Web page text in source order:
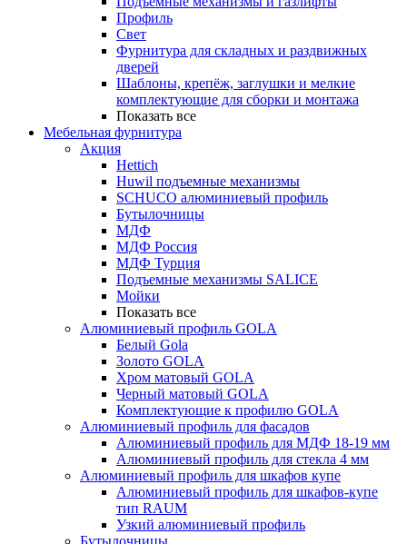
Профиль
Свет
Фурнитура для складных и раздвижных
дверей
Шаблоны, крепёж, заглушки и мелкие
комплектующие для сборки и монтажа
Показать все
Мебельная фурнитура
Акция
Hettich
Huwil подъемные механизмы
SCHUCO алюминиевый профиль
Бутылочницы
МДФ
МДФ Россия
МДФ Турция
Подъемные механизмы SALICE
Мойки
Показать все
Алюминиевый профиль GOLA
Белый Gola
Золото GOLA
Хром матовый GOLA
Черный матовый GOLA
Комплектующие к профилю GOLA
Алюминиевый профиль для фасадов
Алюминиевый профиль для МДФ 18-19 мм
Алюминиевый профиль для стекла 4 мм
Алюминиевый профиль для шкафов купе
Алюминиевый профиль для шкафов-купе
тип RAUM
Узкий алюминиевый профиль